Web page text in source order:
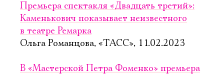
Премьера спектакля «Двадцать третий»:
Каменькович показывает неизвестного
в театре Ремарка
Ольга Романцова, «ТАСС», 11.02.2023
В «Мастерской Петра Фоменко» премьера